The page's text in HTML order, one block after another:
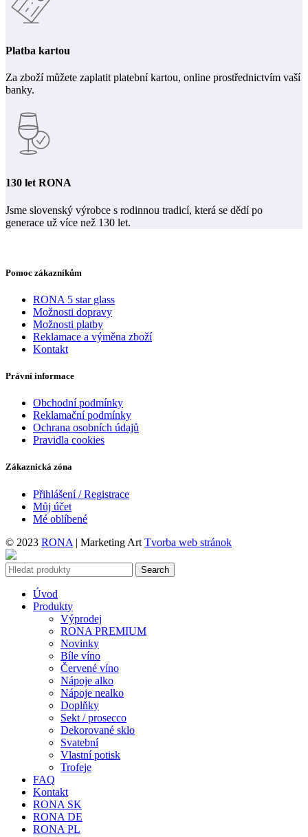
Platba kartou
Za zboží můžete zaplatit platební kartou, online prostřednictvím vaší
banky.
130 let RONA
Jsme slovenský výrobce s rodinnou tradicí, která se dědí po
generace už více než 130 let.
Pomoc zákazníkům
RONA 5 star glass
Možnosti dopravy
Možnosti platby
Reklamace a výměna zboží
Kontakt
Právní informace
Obchodní podmínky
Reklamační podmínky
Ochrana osobních údajů
Pravidla cookies
Zákaznická zóna
Přihlášení / Registrace
Můj účet
Mé oblíbené
© 2023 RONA | Marketing Art Tvorba web stránok
Search
Úvod
Produkty
Výprodej
RONA PREMIUM
Novinky
Bíle víno
Červené víno
Nápoje alko
Nápoje nealko
Doplňky
Sekt / prosecco
Dekorované sklo
Svatební
Vlastní potisk
Trofeje
FAQ
Kontakt
RONA SK
RONA DE
RONA PL